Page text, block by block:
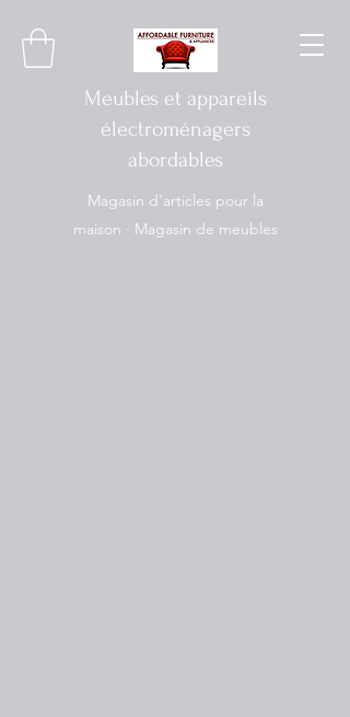
Meubles et appareils
électroménagers
abordables
Magasin d'articles pour la
maison · Magasin de meubles